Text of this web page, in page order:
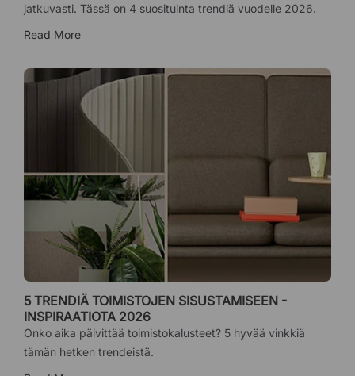
jatkuvasti. Tässä on 4 suosituinta trendiä vuodelle 2026.
Read More
5 TRENDIÄ TOIMISTOJEN SISUSTAMISEEN -
INSPIRAATIOTA 2026
Onko aika päivittää toimistokalusteet? 5 hyvää vinkkiä
tämän hetken trendeistä.